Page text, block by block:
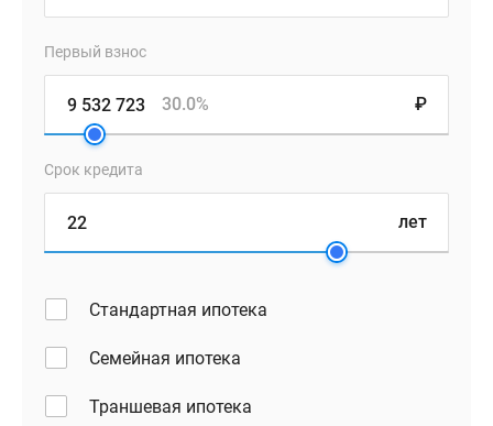
Первый взнос
₽
30.0%
Срок кредита
лет
Стандартная ипотека
Семейная ипотека
Траншевая ипотека